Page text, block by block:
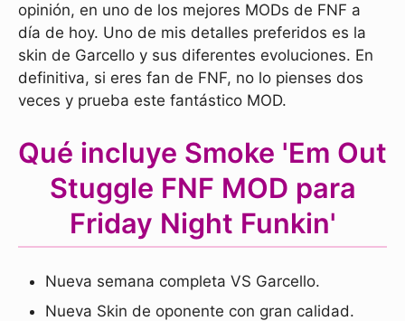
opinión, en uno de los mejores MODs de FNF a
día de hoy. Uno de mis detalles preferidos es la
skin de Garcello y sus diferentes evoluciones. En
definitiva, si eres fan de FNF, no lo pienses dos
veces y prueba este fantástico MOD.
Qué incluye Smoke 'Em Out
Stuggle FNF MOD para
Friday Night Funkin'
Nueva semana completa VS Garcello.
Nueva Skin de oponente con gran calidad.